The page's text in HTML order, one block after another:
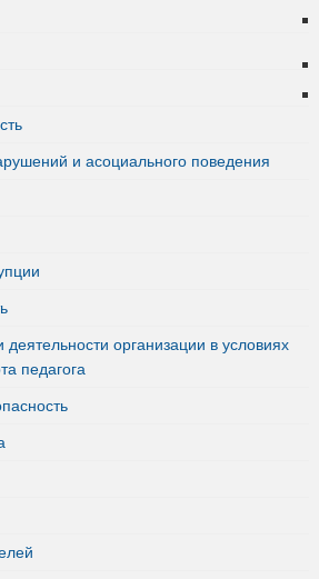
и асоциального поведения
организации в условиях
педагога